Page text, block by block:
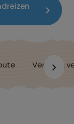
Verblijf &